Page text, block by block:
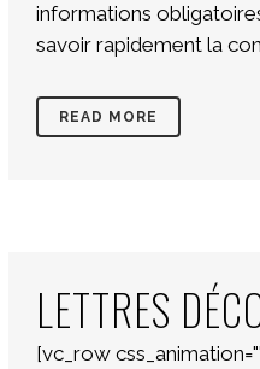
informations
savoir rapidement la
READ MORE
LETTRES
[vc_row